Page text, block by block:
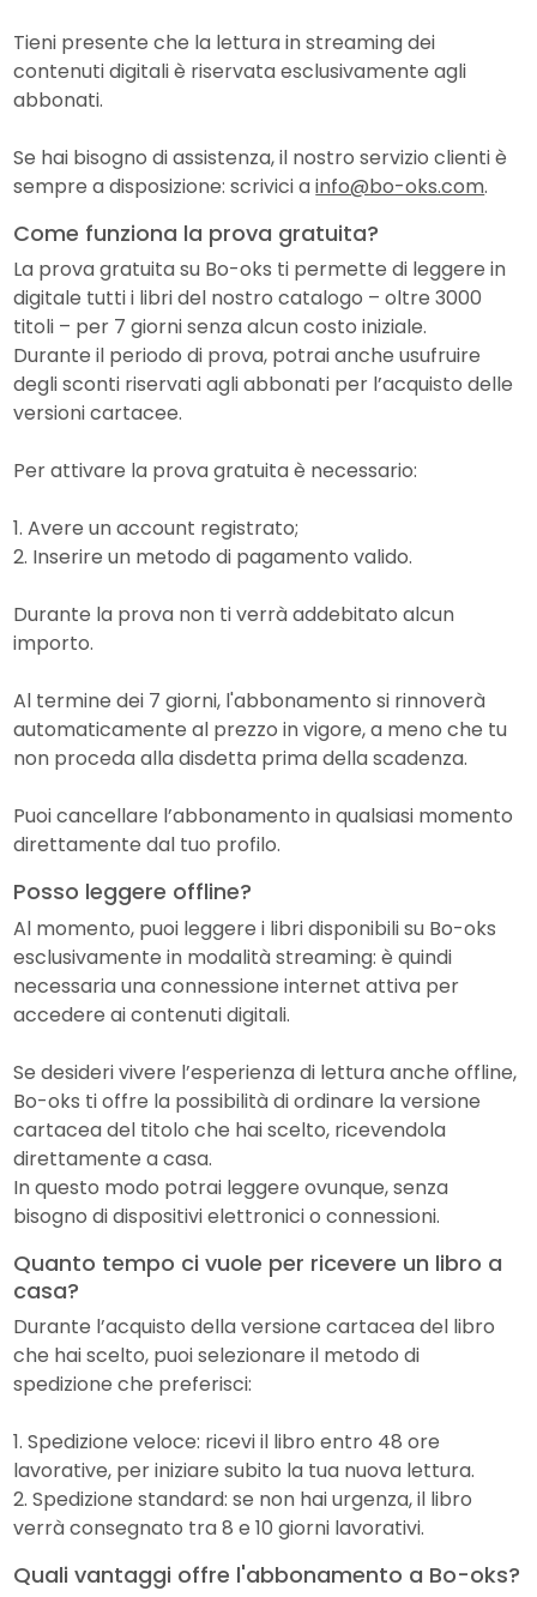
Tieni presente che la lettura in streaming dei
contenuti digitali è riservata esclusivamente agli
abbonati.
Se hai bisogno di assistenza, il nostro servizio clienti è
sempre a disposizione: scrivici ainfo@bo-oks.com.
Come funziona la prova gratuita?
La prova gratuita su Bo-oks ti permette di leggere in
digitale tutti i libri del nostro catalogo – oltre 3000
titoli – per 7 giorni senza alcun costo iniziale.
Durante il periodo di prova, potrai anche usufruire
degli sconti riservati agli abbonati per l’acquisto delle
versioni cartacee.
Per attivare la prova gratuita è necessario:
1. Avere un account registrato;
2. Inserire un metodo di pagamento valido.
Durante la prova non ti verrà addebitato alcun
importo.
Al termine dei 7 giorni, l'abbonamento si rinnoverà
automaticamente al prezzo in vigore, a meno che tu
non proceda alla disdetta prima della scadenza.
Puoi cancellare l’abbonamento in qualsiasi momento
direttamente dal tuo profilo.
Posso leggere offline?
Al momento, puoi leggere i libri disponibili su Bo-oks
esclusivamente in modalità streaming: è quindi
necessaria una connessione internet attiva per
accedere ai contenuti digitali.
Se desideri vivere l’esperienza di lettura anche offline,
Bo-oks ti offre la possibilità di ordinare la versione
cartacea del titolo che hai scelto, ricevendola
direttamente a casa.
In questo modo potrai leggere ovunque, senza
bisogno di dispositivi elettronici o connessioni.
Quanto tempo ci vuole per ricevere un libro a
casa?
Durante l’acquisto della versione cartacea del libro
che hai scelto, puoi selezionare il metodo di
spedizione che preferisci:
1. Spedizione veloce: ricevi il libro entro 48 ore
lavorative, per iniziare subito la tua nuova lettura.
2. Spedizione standard: se non hai urgenza, il libro
verrà consegnato tra 8 e 10 giorni lavorativi.
Quali vantaggi offre l'abbonamento a Bo-oks?